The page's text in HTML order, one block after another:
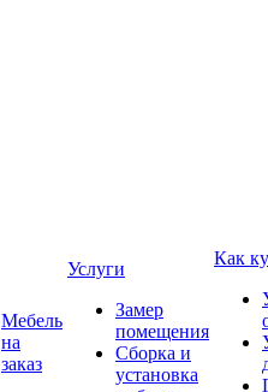
Мебель
на
заказ
Услуги
Замер
помещения
Сборка и
установка
Как